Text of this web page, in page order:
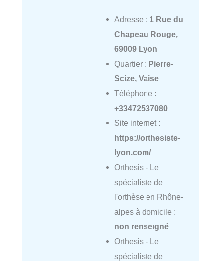
Adresse : 1 Rue du
Chapeau Rouge,
69009 Lyon
Quartier : Pierre-
Scize, Vaise
Téléphone :
+33472537080
Site internet :
https://orthesiste-
lyon.com/
Orthesis - Le
spécialiste de
l'orthèse en Rhône-
alpes à domicile :
non renseigné
Orthesis - Le
spécialiste de